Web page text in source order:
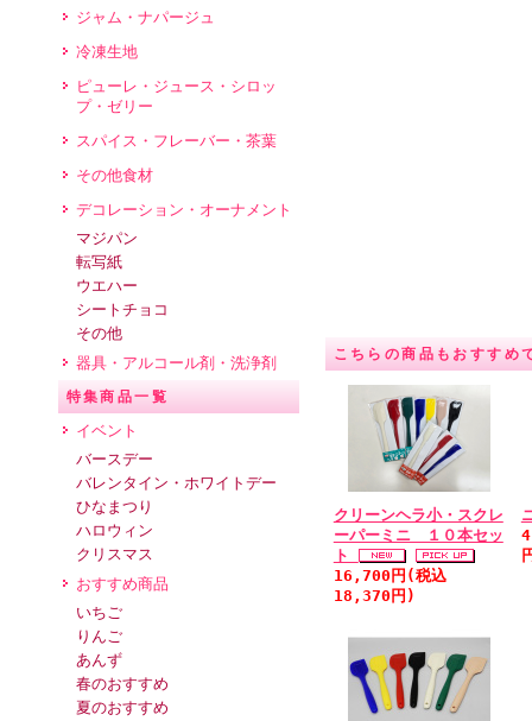
ジャム・ナパージュ
冷凍生地
ピューレ・ジュース・シロッ
プ・ゼリー
スパイス・フレーバー・茶葉
その他食材
デコレーション・オーナメント
マジパン
転写紙
ウエハー
シートチョコ
その他
器具・アルコール剤・洗浄剤
特集商品一覧
イベント
バースデー
バレンタイン・ホワイトデー
ひなまつり
ハロウィン
クリスマス
おすすめ商品
いちご
りんご
あんず
春のおすすめ
夏のおすすめ
こちらの商品もおすすめ
クリーンヘラ小・スクレ
ーパーミニ １０本セッ
ト
16,700円(税込
18,370円)